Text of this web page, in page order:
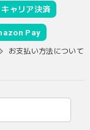
キャリア決済
Pay
お支払い方法について